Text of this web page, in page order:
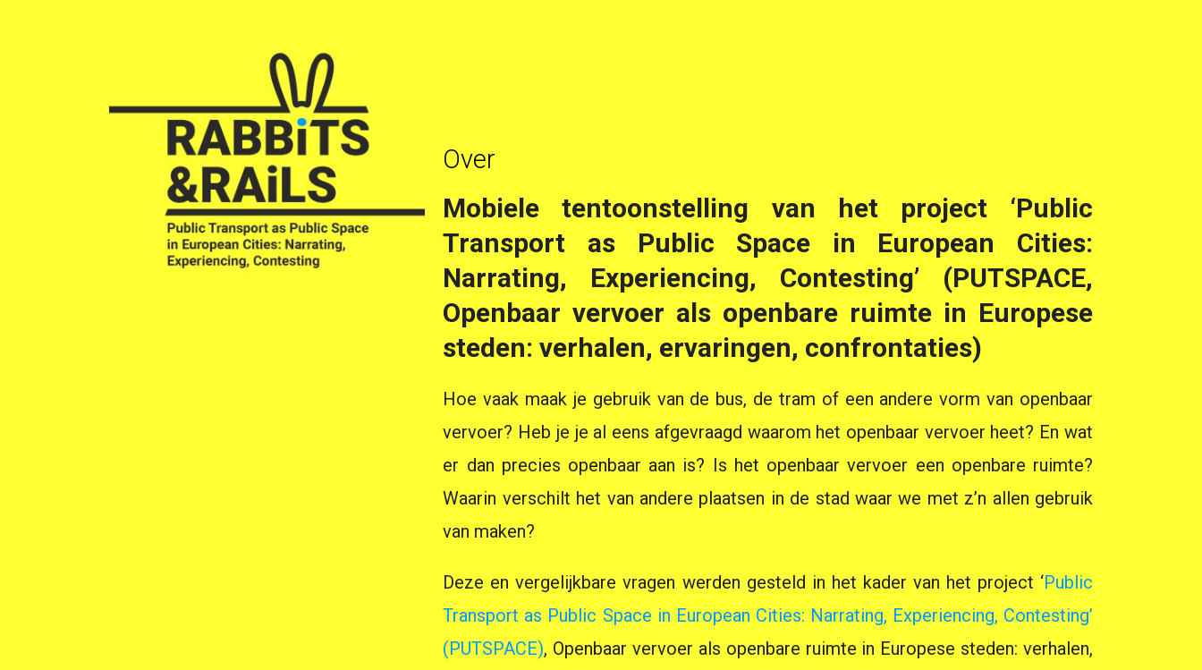
Over
Mobiele tentoonstelling van het project ‘Public
Transport as Public Space in European Cities:
Narrating, Experiencing, Contesting’ (PUTSPACE,
Openbaar vervoer als openbare ruimte in Europese
steden: verhalen, ervaringen, confrontaties)
Hoe vaak maak je gebruik van de bus, de tram of een andere vorm van openbaar
vervoer? Heb je je al eens afgevraagd waarom het openbaar vervoer heet? En wat
er dan precies openbaar aan is? Is het openbaar vervoer een openbare ruimte?
Waarin verschilt het van andere plaatsen in de stad waar we met z’n allen gebruik
van maken?
Deze en vergelijkbare vragen werden gesteld in het kader van het project ‘Public
Transport as Public Space in European Cities: Narrating, Experiencing, Contesting’
(PUTSPACE), Openbaar vervoer als openbare ruimte in Europese steden: verhalen,